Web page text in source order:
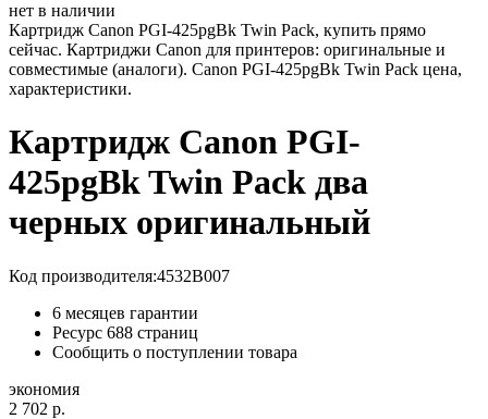
нет в наличии
Картридж Canon PGI-425pgBk Twin Pack, купить прямо
сейчас. Картриджи Canon для принтеров: оригинальные и
совместимые (аналоги). Canon PGI-425pgBk Twin Pack цена,
характеристики.
Картридж Canon PGI-
425pgBk Twin Pack два
черных оригинальный
Код производителя:4532B007
6 месяцев гарантии
Ресурс 688 страниц
Сообщить о поступлении товара
экономия
2 702 р.